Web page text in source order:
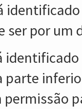
ser por um